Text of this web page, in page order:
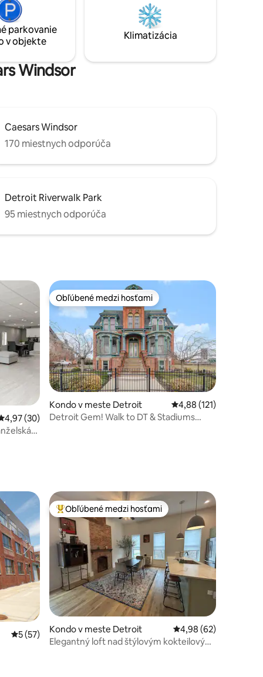
3
most
Letisko
9
do kasína, divadla Chrysler/ St. Clair Arts,
USA Boarder, vlaková stanica v centre
parkovanie
v objekte
Klimatizácia
Windsor
Caesars Windsor
170 miestnych odporúča
Detroit Riverwalk Park
95 miestnych odporúča
352
ohodnotenie 4,97 z 5, počet hodnotení: 30
4,97 (30)
Obľúbené medzi hosťami
Obľúbené medzi hosťami
Kondo v meste Detroit Priemerné
4,88 (121)
Detroit Gem! Walk to DT & Stadiums
253
Priemerné ohodnotenie 5 z 5, počet hodnotení: 57
5 (57)
Najobľúbenejšie medzi hosťami
Obľúbené medzi hosťami
Kondo v meste Detroit Priemerné
4,98 (62)
Elegantný loft nad štýlovým kokteilovým